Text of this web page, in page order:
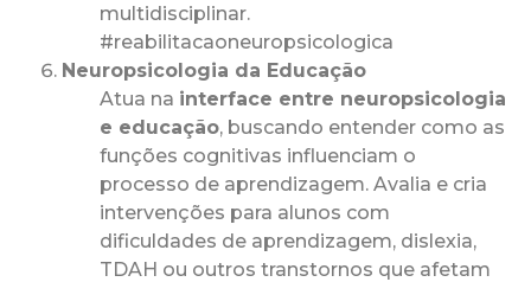
multidisciplinar.
#reabilitacaoneuropsicologica
Neuropsicologia da Educação
Atua na interface entre neuropsicologia
e educação, buscando entender como as
funções cognitivas influenciam o
processo de aprendizagem. Avalia e cria
intervenções para alunos com
dificuldades de aprendizagem, dislexia,
TDAH ou outros transtornos que afetam